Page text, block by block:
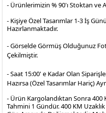
- Ürünlerimizin % 90'ı Stoktan ve
- Kişiye Özel Tasarımlar 1-3 İş
Hazırlanmaktadır.
- Görselde Görmüş Olduğunuz
Çekilmiştir.
- Saat 15:00' e Kadar Olan
Hazırsa (Özel Tasarımlar Hariç)
- Ürün Kargolandıktan Sonra 400
Tahmini 1 Gündür. 400 KM